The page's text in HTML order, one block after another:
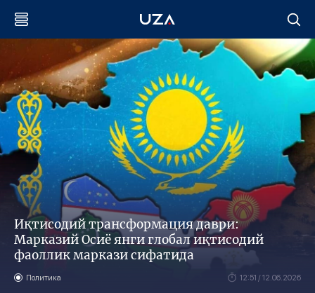
Иқтисодий трансформация даври:
Марказий Осиё янги глобал иқтисодий
фаоллик маркази сифатида
Политика 12:51 / 12.06.2026